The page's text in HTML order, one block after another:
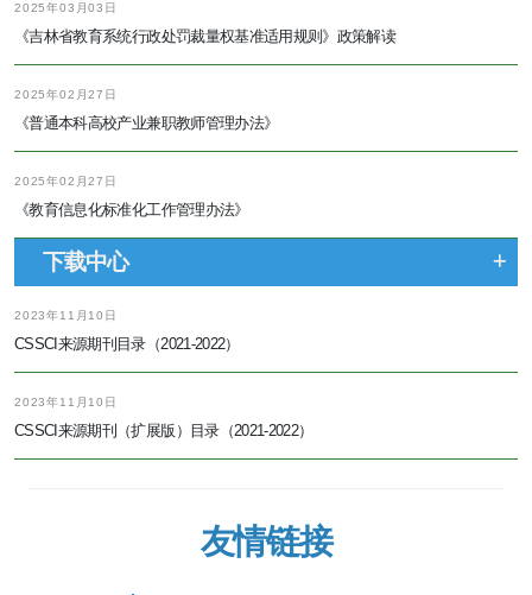
2025年03月03日
《吉林省教育系统行政处罚裁量权基准适用规则》政策解读
2025年02月27日
《普通本科高校产业兼职教师管理办法》
2025年02月27日
《教育信息化标准化工作管理办法》
下载中心
2023年11月10日
CSSCI来源期刊目录（2021-2022）
2023年11月10日
CSSCI来源期刊（扩展版）目录（2021-2022）
友情链接